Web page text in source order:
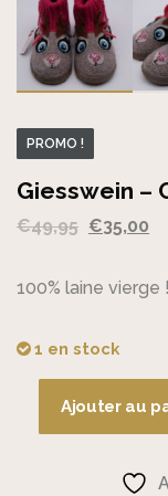
PROMO !
Giesswein –
€49,95 Le
initial
€35,00
100% laine vierge !
1 en stock
quantité
Ajouter au